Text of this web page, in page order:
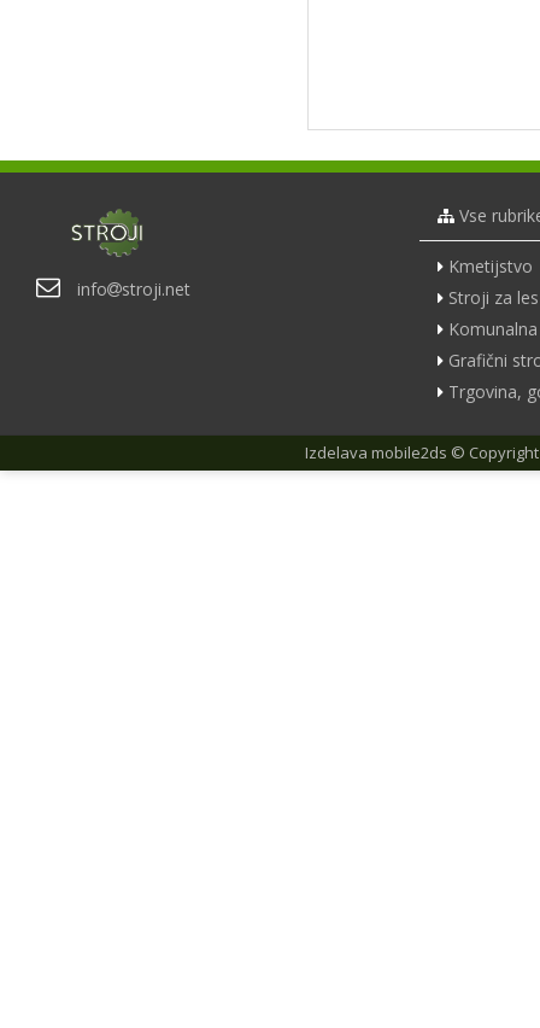
info stroji.net
Vse
Kmetijstvo
Stroji za les
Grafični
Trgovina,
Izdelava mobile2ds ©